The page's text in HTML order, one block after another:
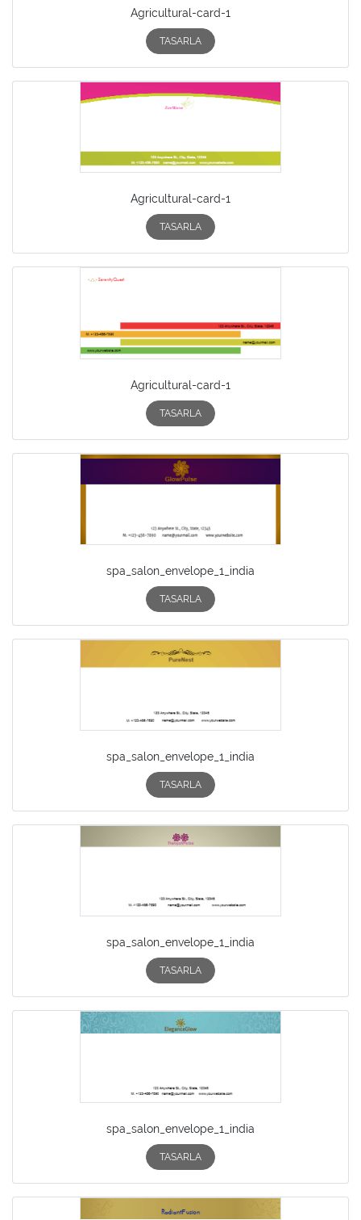
Agricultural-card-1
TASARLA
Agricultural-card-1
TASARLA
Agricultural-card-1
TASARLA
spa_salon_envelope_1_india
TASARLA
spa_salon_envelope_1_india
TASARLA
spa_salon_envelope_1_india
TASARLA
spa_salon_envelope_1_india
TASARLA